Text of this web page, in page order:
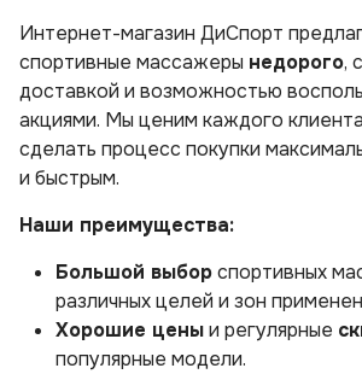
Интернет-магазин ДиСпорт
спортивные массажеры недорого,
доставкой и возможностью
акциями. Мы ценим каждого
сделать процесс покупки
и быстрым.
Наши преимущества:
Большой выборспортивных
различных целей и зон
Хорошие ценыи регулярные
популярные модели.